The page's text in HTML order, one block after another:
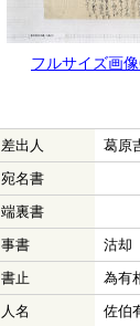
フルサイズ画
差出人
葛原
宛名書
端裏書
事書
沽却
書止
為有
人名
佐伯